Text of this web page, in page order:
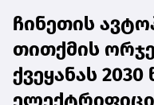
ჩინეთის
თითქმის
ქვეყანას